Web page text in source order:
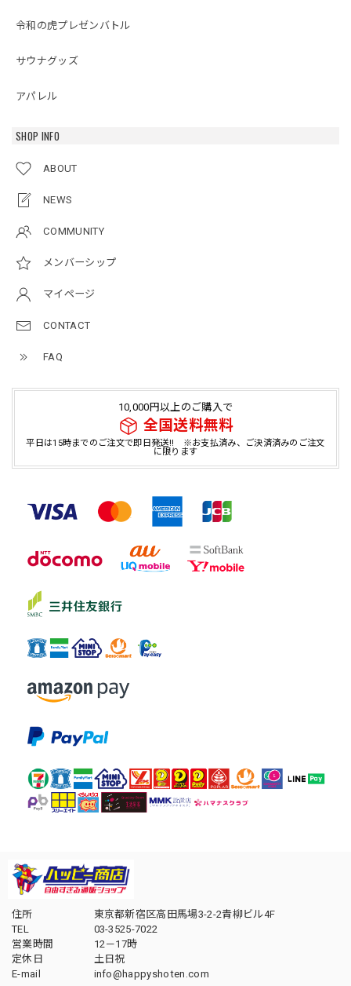
令和の虎プレゼンバトル
サウナグッズ
アパレル
SHOP INFO
ABOUT
NEWS
COMMUNITY
メンバーシップ
マイページ
CONTACT
FAQ
10,000円以上のご購入で
全国送料無料
平日は15時までのご注文で即日発送!! ※お支払済み、ご決済済みのご注文
に限ります
住所
東京都新宿区高田馬場3-2-2青柳ビル4F
TEL
03-3525-7022
営業時間
12－17時
定休日
土日祝
E-mail
info@happyshoten.com